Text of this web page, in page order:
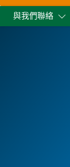
與我們聯絡